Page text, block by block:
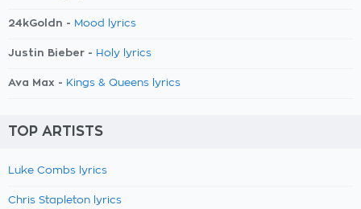
24kGoldn - Mood lyrics
Justin Bieber - Holy lyrics
Ava Max - Kings & Queens lyrics
TOP ARTISTS
Luke Combs lyrics
Chris Stapleton lyrics